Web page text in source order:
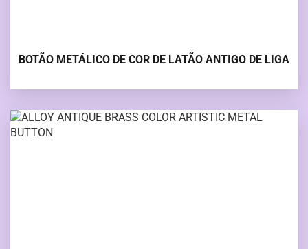
BOTÃO METÁLICO DE COR DE LATÃO ANTIGO DE LIGA